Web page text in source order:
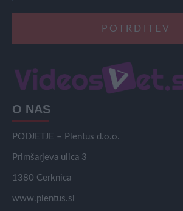
O NAS
PODJETJE – Plentus d.o.o.
Primšarjeva ulica 3
1380 Cerknica
www.plentus.si